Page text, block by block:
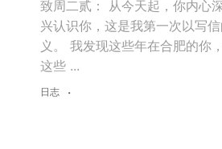
致周二贰： 从今天起，你内心
兴认识你，这是我第一次以写
义。 我发现这些年在合肥的你
这些 ...
日志